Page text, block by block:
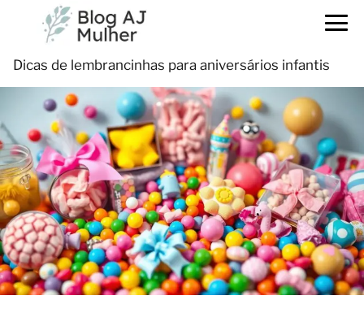
Dicas de lembrancinhas para aniversários infantis